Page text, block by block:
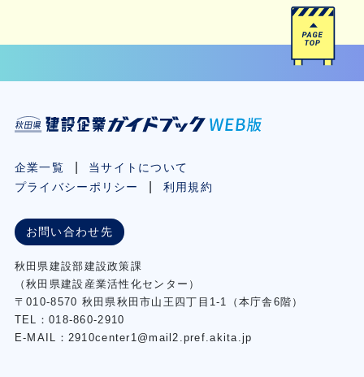
企業一覧
当サイトについて
プライバシーポリシー
利用規約
お問い合わせ先
秋⽥県建設部建設政策課
（秋⽥県建設産業活性化センター）
〒010-8570 秋田県秋田市⼭王四丁⽬1-1（本庁舎6階）
TEL：018-860-2910
E-MAIL：2910center1@mail2.pref.akita.jp